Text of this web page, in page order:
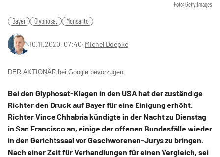
Foto: Getty Images
Bayer Glyphosat Monsanto
10.11.2020, 07:40‧ Michel Doepke
DER AKTIONÄR bei Google bevorzugen
Bei den Glyphosat-Klagen in den USA hat der zuständige
Richter den Druck auf Bayer für eine Einigung erhöht.
Richter Vince Chhabria kündigte in der Nacht zu Dienstag
in San Francisco an, einige der offenen Bundesfälle wieder
in den Gerichtssaal vor Geschworenen-Jurys zu bringen.
Nach einer Zeit für Verhandlungen für einen Vergleich, sei